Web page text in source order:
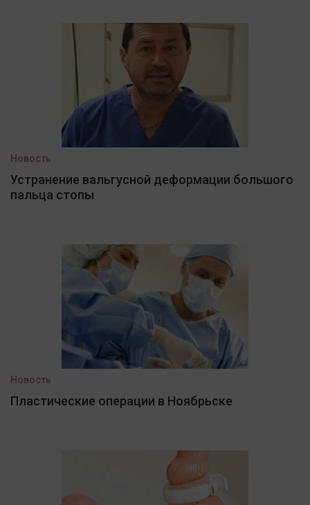
Новость
Устранение вальгусной деформации большого
пальца стопы
Новость
Пластические операции в Ноябрьске